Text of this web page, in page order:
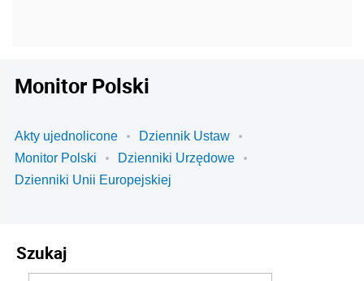
Monitor Polski
Akty ujednolicone
Dziennik Ustaw
Monitor Polski
Dzienniki Urzędowe
Dzienniki Unii Europejskiej
Szukaj